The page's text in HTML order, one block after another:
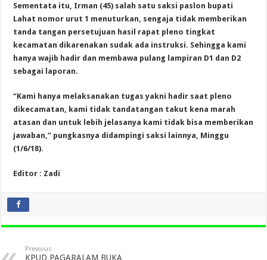
Sementata itu, Irman (45) salah satu saksi paslon bupati
Lahat nomor urut 1 menuturkan, sengaja tidak memberikan
tanda tangan persetujuan hasil rapat pleno tingkat
kecamatan dikarenakan sudak ada instruksi. Sehingga kami
hanya wajib hadir dan membawa pulang lampiran D1 dan D2
sebagai laporan.
“Kami hanya melaksanakan tugas yakni hadir saat pleno
dikecamatan, kami tidak tandatangan takut kena marah
atasan dan untuk lebih jelasanya kami tidak bisa memberikan
jawaban,” pungkasnya didampingi saksi lainnya, Minggu
(1/6/18).
Editor : Zadi
Previous
KPUD PAGARALAM BUKA